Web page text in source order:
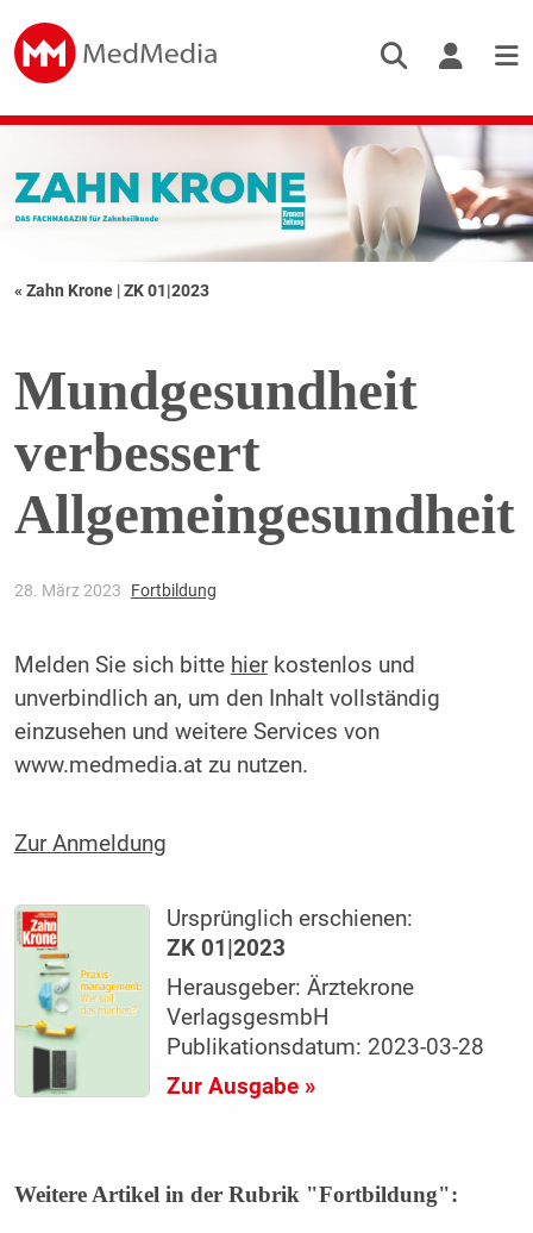
« Zahn Krone |ZK 01|2023
Mundgesundheit
verbessert
Allgemeingesundheit
28. März 2023 Fortbildung
Melden Sie sich bitte hierkostenlos und
unverbindlich an, um den Inhalt vollständig
einzusehen und weitere Services von
www.medmedia.at zu nutzen.
Zur Anmeldung
Ursprünglich erschienen:
ZK 01|2023
Herausgeber: Ärztekrone
VerlagsgesmbH
Publikationsdatum: 2023-03-28
Zur Ausgabe »
Weitere Artikel in der Rubrik "Fortbildung":